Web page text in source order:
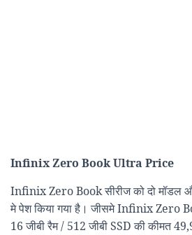
Infinix Zero Book Ultra Price
Infinix Zero Book सीरीज को दो मॉडल
मे पेश किया गया है। जीसमे Infinix Zero
16 जीबी रैम / 512 जीबी SSD की कीमत